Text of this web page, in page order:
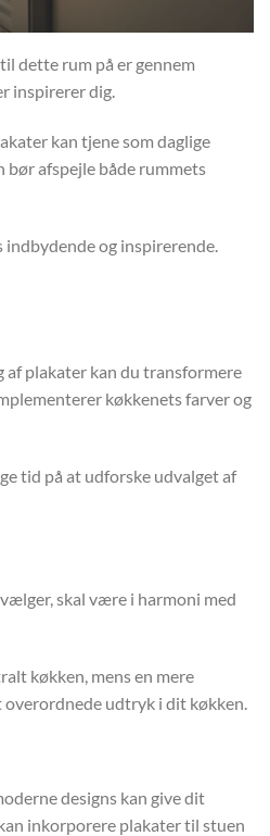
dette rum på er gennem
inspirerer dig.
kan tjene som daglige
afspejle både rummets
og inspirerende.
plakater kan du transformere
køkkenets farver og
tid på at udforske udvalget af
skal være i harmoni med
køkken, mens en mere
udtryk i dit køkken.
designs kan give dit
inkorporere plakater til stuen